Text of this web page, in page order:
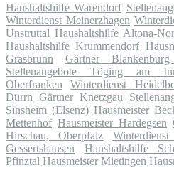
Haushaltshilfe Warendorf
Winterdienst Meinerzhagen
Unstruttal Haushaltshilfe Altona-
Haushaltshilfe Krummendorf
Grasbrunn
Gärtner
Stellenangebote Töging am
Oberfranken
Winterdienst
Dürrn Gärtner Knetzgau
Sinsheim (Elsenz) Hausmeister
Mettenhof Hausmeister Hardegsen
Hirschau, Oberpfalz
Gessertshausen
Haushaltshilfe
Pfinztal Hausmeister Mietingen